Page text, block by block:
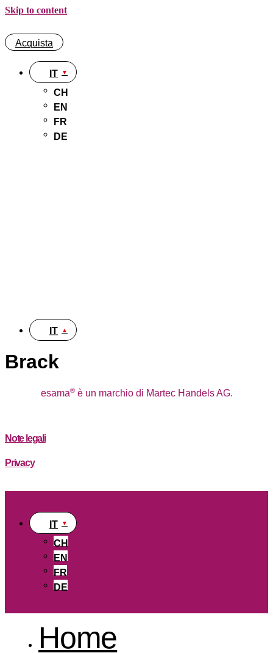
Skip to content
Acquista
IT
CH
EN
FR
DE
IT
Brack
esama®è un marchio di Martec Handels AG.
Note legali
Privacy
IT
CH
EN
FR
DE
Home